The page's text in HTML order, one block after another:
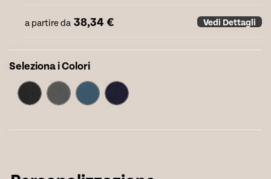
a partire da 38,34 € Vedi Dettagli
Seleziona i Colori